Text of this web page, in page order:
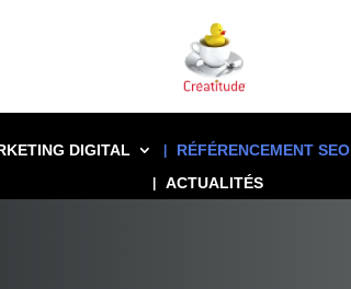
DIGITAL RÉFÉRENCEMENT SEO
ACTUALITÉS